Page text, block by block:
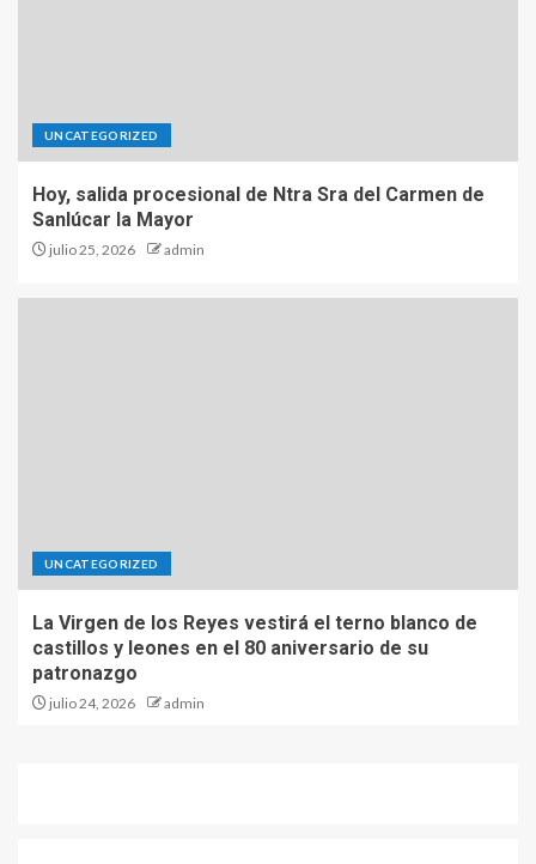
UNCATEGORIZED
Hoy, salida procesional de Ntra Sra del Carmen de
Sanlúcar la Mayor
julio 25, 2026 admin
UNCATEGORIZED
La Virgen de los Reyes vestirá el terno blanco de
castillos y leones en el 80 aniversario de su
patronazgo
julio 24, 2026 admin